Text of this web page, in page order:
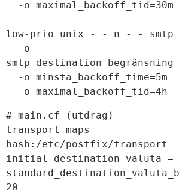
low-prio unix - - n - - smtp
# main.cf (utdrag)
transport_maps =
hash:/etc/postfix/transport
initial_destination_valuta =